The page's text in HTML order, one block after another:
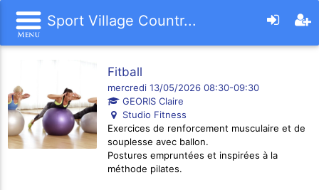
Sport Village Countr...
Fitball
mercredi 13/05/2026 08:30-09:30
GEORIS Claire
Studio Fitness
Exercices de renforcement musculaire et de
souplesse avec ballon.
Postures empruntées et inspirées à la
méthode pilates.